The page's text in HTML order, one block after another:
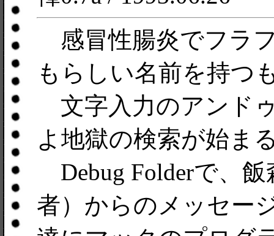
感冒性腸炎でフラ
もらしい名前を持つ
文字入力のアンド
よ地獄の検索が始ま
Debug Folderで、
者）からのメッセー